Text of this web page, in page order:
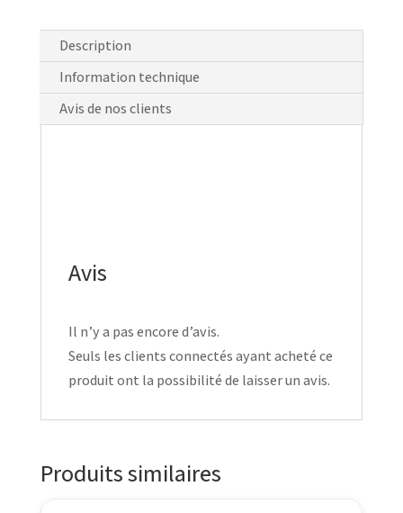
Description
Information technique
Avis de nos clients
Avis
Il n’y a pas encore d’avis.
Seuls les clients connectés ayant acheté ce
produit ont la possibilité de laisser un avis.
Produits similaires